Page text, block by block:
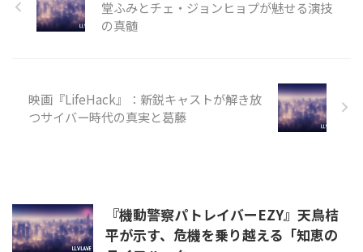
堂ふみとチェ・ジョンヒョプが魅せる演技
の真髄
映画『LifeHack』：新鋭キャストが解き放
つサイバー時代の真実と葛藤
『機動警察パトレイバーEZY』天鳥桔
平が示す、危機を乗り越える「知恵の